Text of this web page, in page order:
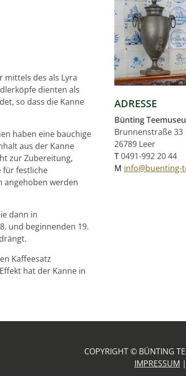
ADRESSE
Bünting
Brunnenstraße 33
26789 Leer
T0491-992 20 44
M info@buenting-
mittels des als Lyra
dienten als
so dass die Kanne
haben eine bauchige
aus der Kanne
zur Zubereitung,
für festliche
angehoben werden
dann in
und beginnenden 19.
Kaffeesatz
hat der Kanne in
COPYRIGHT © BÜNTING
IMPRESSUM |